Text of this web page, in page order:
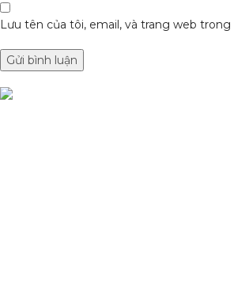
Lưu tên của tôi, email, và trang web